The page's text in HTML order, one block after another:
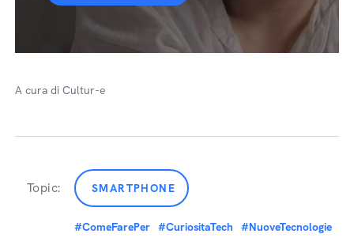
A cura di Cultur-e
Topic: SMARTPHONE
#ComeFarePer #CuriositaTech #NuoveTecnologie